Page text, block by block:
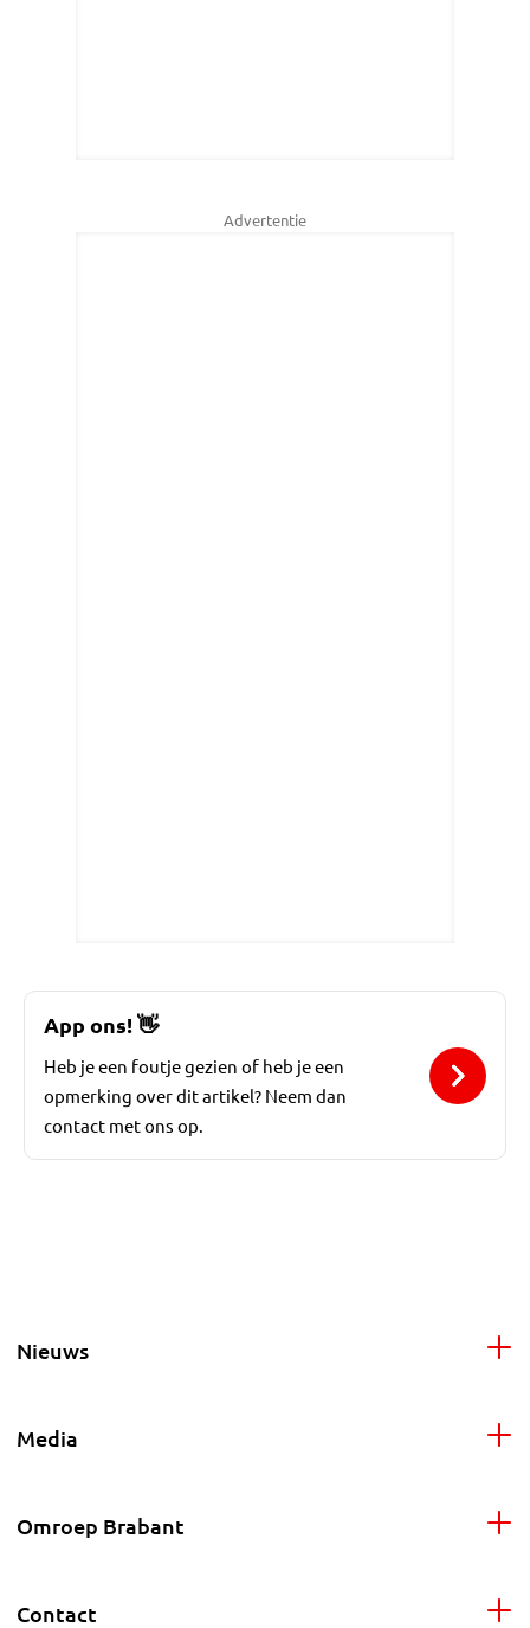
Advertentie
App ons!👋
Heb je een foutje gezien of heb je een
opmerking over dit artikel? Neem dan
contact met ons op.
Nieuws
Media
Omroep Brabant
Contact